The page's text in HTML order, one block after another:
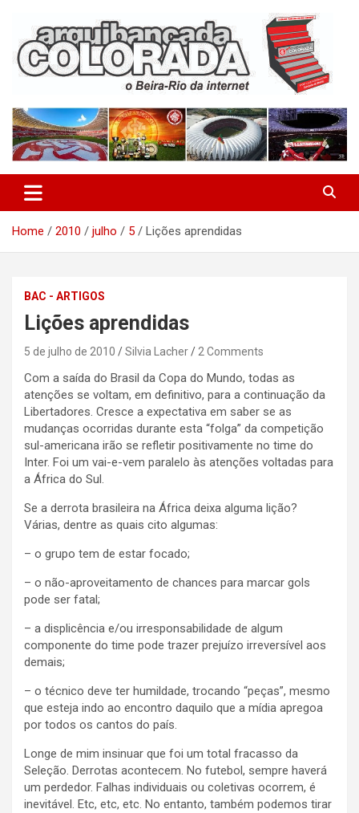
content
Arquibancada Colorada
Home 2010 julho 5 Lições aprendidas
BAC - ARTIGOS
Lições aprendidas
5 de julho de 2010 Silvia Lacher 2 Comments
Com a saída do Brasil da Copa do Mundo, todas as
atenções se voltam, em definitivo, para a continuação da
Libertadores. Cresce a expectativa em saber se as
mudanças ocorridas durante esta “folga” da competição
sul-americana irão se refletir positivamente no time do
Inter. Foi um vai-e-vem paralelo às atenções voltadas para
a África do Sul.
Se a derrota brasileira na África deixa alguma lição?
Várias, dentre as quais cito algumas:
– o grupo tem de estar focado;
– o não-aproveitamento de chances para marcar gols
pode ser fatal;
– a displicência e/ou irresponsabilidade de algum
componente do time pode trazer prejuízo irreversível aos
demais;
– o técnico deve ter humildade, trocando “peças”, mesmo
que esteja indo ao encontro daquilo que a mídia apregoa
por todos os cantos do país.
Longe de mim insinuar que foi um total fracasso da
Seleção. Derrotas acontecem. No futebol, sempre haverá
um perdedor. Falhas individuais ou coletivas ocorrem, é
inevitável. Etc, etc, etc. No entanto, também podemos tirar